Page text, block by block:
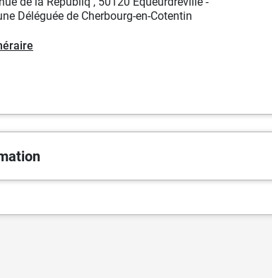
Déléguée de Cherbourg-en-Cotentin